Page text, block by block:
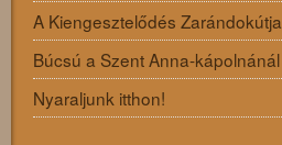
A Kiengesztelődés Zarándokútja
Búcsú a Szent Anna-kápolnánál
Nyaraljunk itthon!